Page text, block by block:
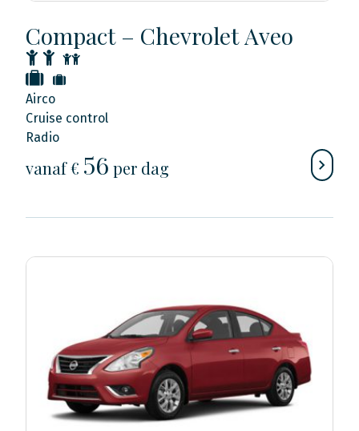
Compact – Chevrolet Aveo
Airco
Cruise control
Radio
vanaf € 56 per dag